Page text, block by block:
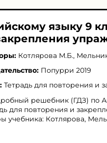
языку 9
Котлярова М.Б.,
Попурри 2019
Тетрадь для повторения и
решебник (ГДЗ) по
для повторения и
учебника: Котлярова,